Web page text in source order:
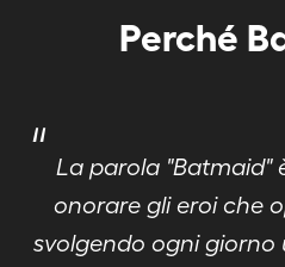
Perché
"
La parola "Batmaid"
onorare gli eroi che
svolgendo ogni